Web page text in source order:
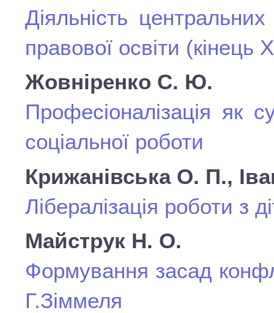
Діяльність
правової освіти (кінець
Жовніренко С. Ю.
Професіоналізація як
соціальної роботи
Крижанівська О. П.,
Лібералізація роботи з
Майструк Н. О.
Формування засад
Г.Зіммеля